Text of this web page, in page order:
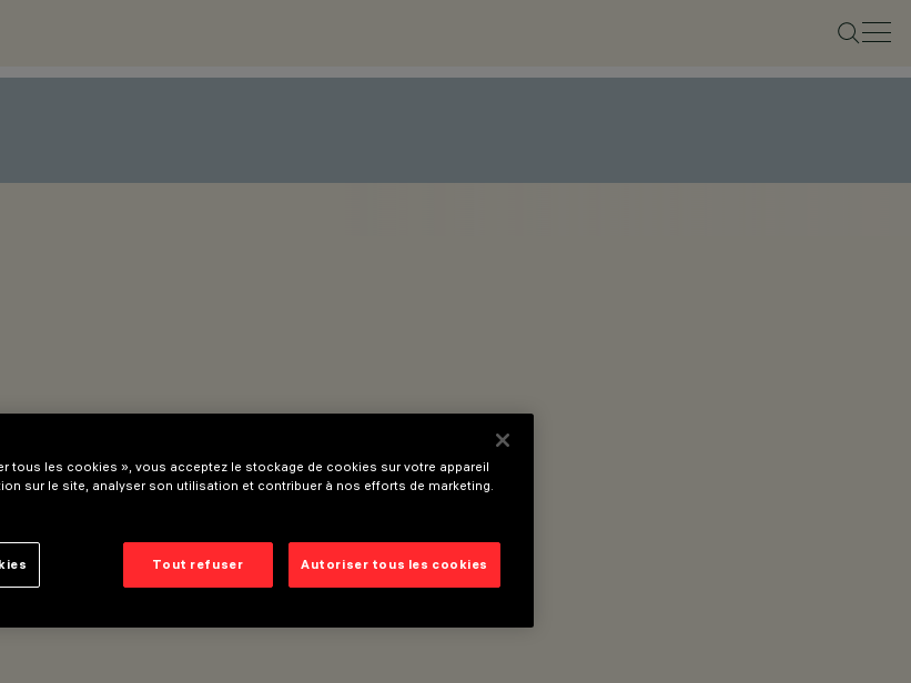
distribution homogène.
vertical, avec verrouillage mécanique de l’orientation.
tous les cookies », vous acceptez le stockage de cookies sur votre appareil
sur le site, analyser son utilisation et contribuer à nos efforts de marketing.
Tout refuser Autoriser tous les cookies